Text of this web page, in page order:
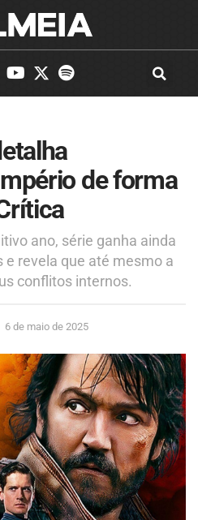
de forma
ano, série ganha ainda
revela que até mesmo a
conflitos internos.
6 de maio de 2025